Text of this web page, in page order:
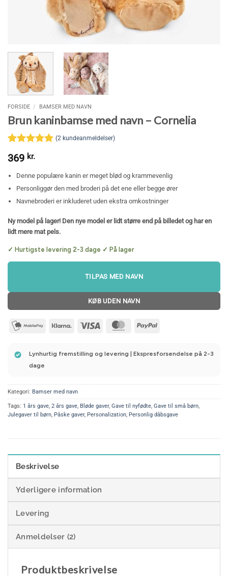
FORSIDE / BAMSER MED NAVN
Brun kaninbamse med navn – Cornelia
Bedømt
som 5ud
baseret på
kundebedømmelser
(2 kundeanmeldelser)
369 kr.
Denne populære kanin er meget blød og krammevenlig
Personliggør den med broderi på det ene eller begge ører
Navnebroderi er inkluderet uden ekstra omkostninger
Ny model på lager! Den nye model er lidt større end på billedet og har en
lidt mere mat pels.
✓ Hurtigste levering 2-3 dage ✓ På lager
TILPAS MED NAVN
KØB UDEN NAVN
mobilepay2 Klarna Visa MasterCardPayPal
Lynhurtig fremstilling og levering | Ekspresforsendelse på 2-3
dage
Kategori: Bamser med navn
Tags: 1 års gave, 2 års gave, Bløde gaver, Gave til nyfødte, Gave til små børn,
Julegaver til børn, Påske gaver, Personalization, Personlig dåbsgave
Beskrivelse
Yderligere information
Levering
Anmeldelser (2)
Produktbeskrivelse